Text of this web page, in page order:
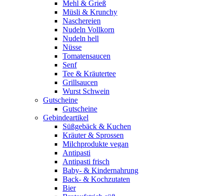
Mehl & Grieß
Müsli & Krunchy
Naschereien
Nudeln Vollkorn
Nudeln hell
Nüsse
Tomatensaucen
Senf
Tee & Kräutertee
Grillsaucen
Wurst Schwein
Gutscheine
Gutscheine
Gebindeartikel
Süßgebäck & Kuchen
Kräuter & Sprossen
Milchprodukte vegan
Antipasti
Antipasti frisch
Baby- & Kindernahrung
Back- & Kochzutaten
Bier